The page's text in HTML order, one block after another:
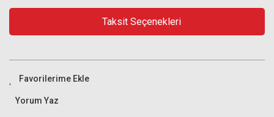
Taksit Seçenekleri
Yorum Yaz